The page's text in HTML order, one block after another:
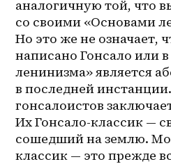
аналогичную той, что
со своими «Основами
Но это же не означает,
написано Гонсало или в
ленинизма» является
в последней
гонсалоистов
Их Гонсало-классик —
сошедший на землю.
классик — это прежде